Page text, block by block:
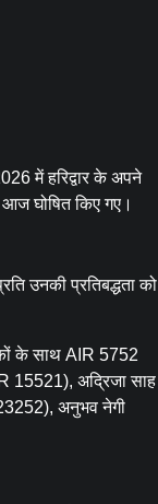
में हरिद्वार के अपने
आज घोषित किए गए।
उनकी प्रतिबद्धता को
के साथ AIR 5752
15521), अद्रिजा साह
अनुभव नेगी